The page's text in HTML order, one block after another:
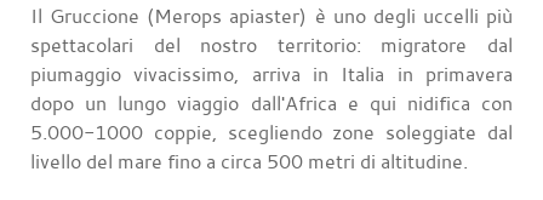
Il Gruccione (Merops apiaster) è uno degli uccelli più
spettacolari del nostro territorio: migratore dal
piumaggio vivacissimo, arriva in Italia in primavera
dopo un lungo viaggio dall'Africa e qui nidifica con
5.000-1000 coppie, scegliendo zone soleggiate dal
livello del mare fino a circa 500 metri di altitudine.